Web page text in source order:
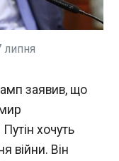
укласти угоду.
що вони
з
Тайїпом
про
липня
заявив, що
хочуть
війни. Він